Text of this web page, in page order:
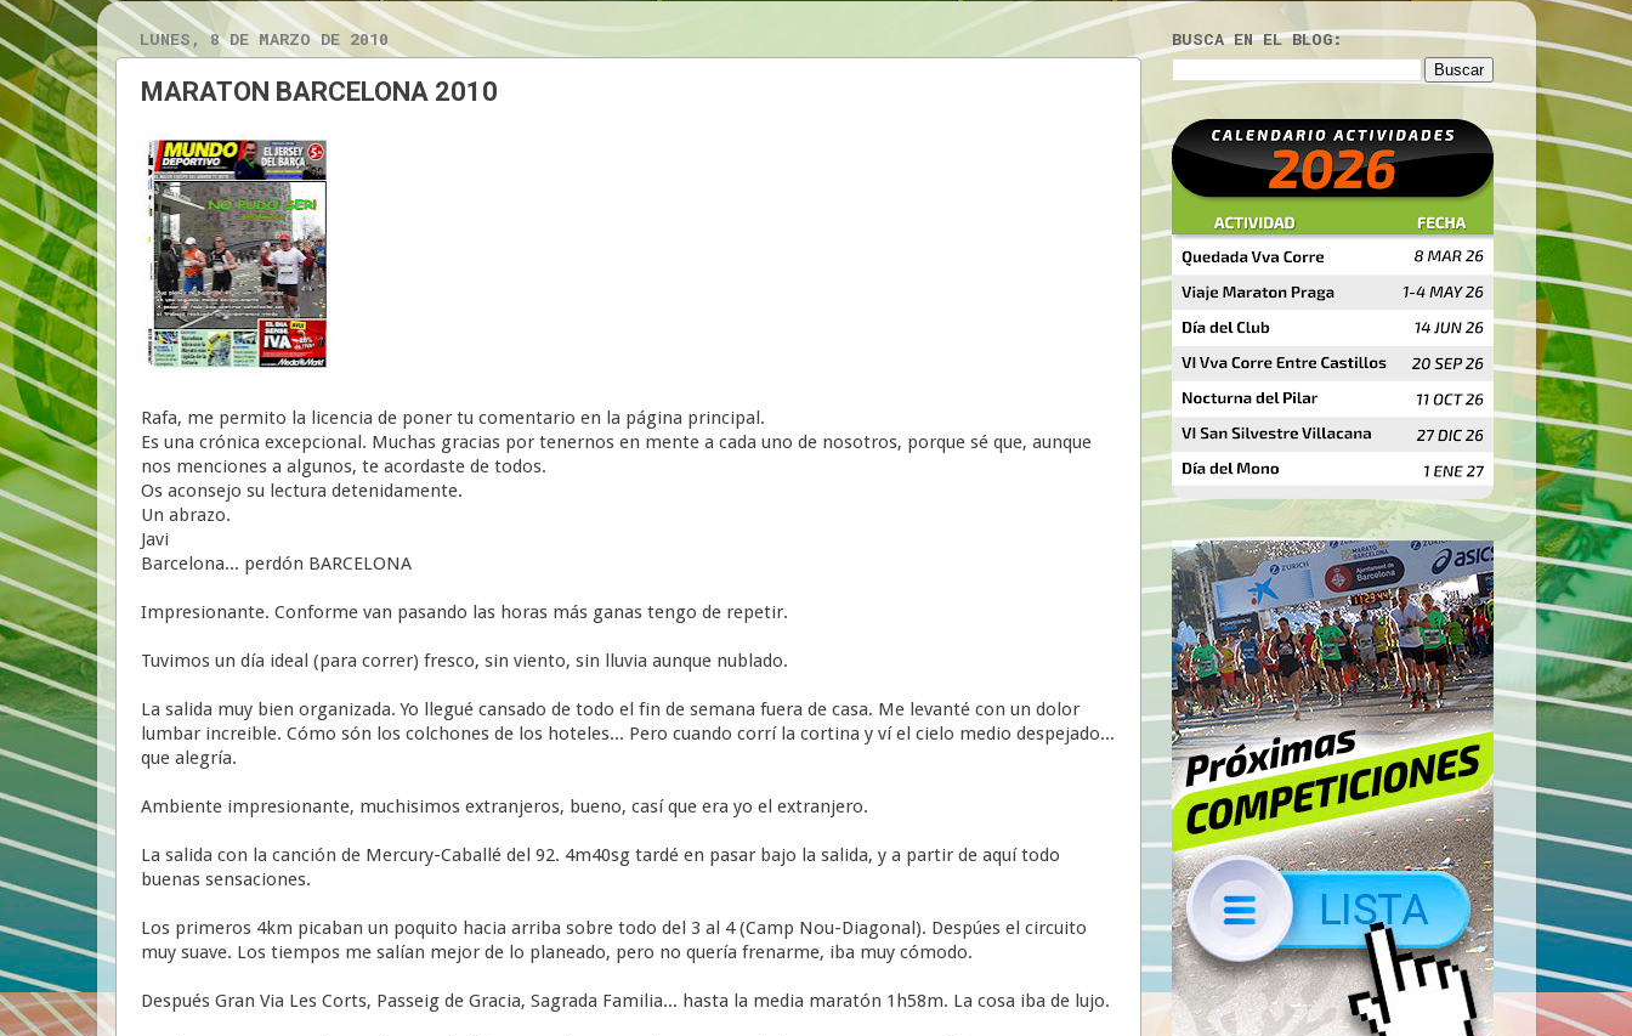
LUNES, 8 DE MARZO DE 2010
MARATON BARCELONA 2010
Rafa, me permito la licencia de poner tu comentario en la página principal.
Es una crónica excepcional. Muchas gracias por tenernos en mente a cada uno de nosotros, porque sé que, aunque
nos menciones a algunos, te acordaste de todos.
Os aconsejo su lectura detenidamente.
Un abrazo.
Javi
Barcelona... perdón BARCELONA
Impresionante. Conforme van pasando las horas más ganas tengo de repetir.
Tuvimos un día ideal (para correr) fresco, sin viento, sin lluvia aunque nublado.
La salida muy bien organizada. Yo llegué cansado de todo el fin de semana fuera de casa. Me levanté con un dolor
lumbar increible. Cómo són los colchones de los hoteles... Pero cuando corrí la cortina y ví el cielo medio despejado...
que alegría.
Ambiente impresionante, muchisimos extranjeros, bueno, casí que era yo el extranjero.
La salida con la canción de Mercury-Caballé del 92. 4m40sg tardé en pasar bajo la salida, y a partir de aquí todo
buenas sensaciones.
Los primeros 4km picaban un poquito hacia arriba sobre todo del 3 al 4 (Camp Nou-Diagonal). Despúes el circuito
muy suave. Los tiempos me salían mejor de lo planeado, pero no quería frenarme, iba muy cómodo.
Después Gran Via Les Corts, Passeig de Gracia, Sagrada Familia... hasta la media maratón 1h58m. La cosa iba de lujo.
BUSCA EN EL BLOG: